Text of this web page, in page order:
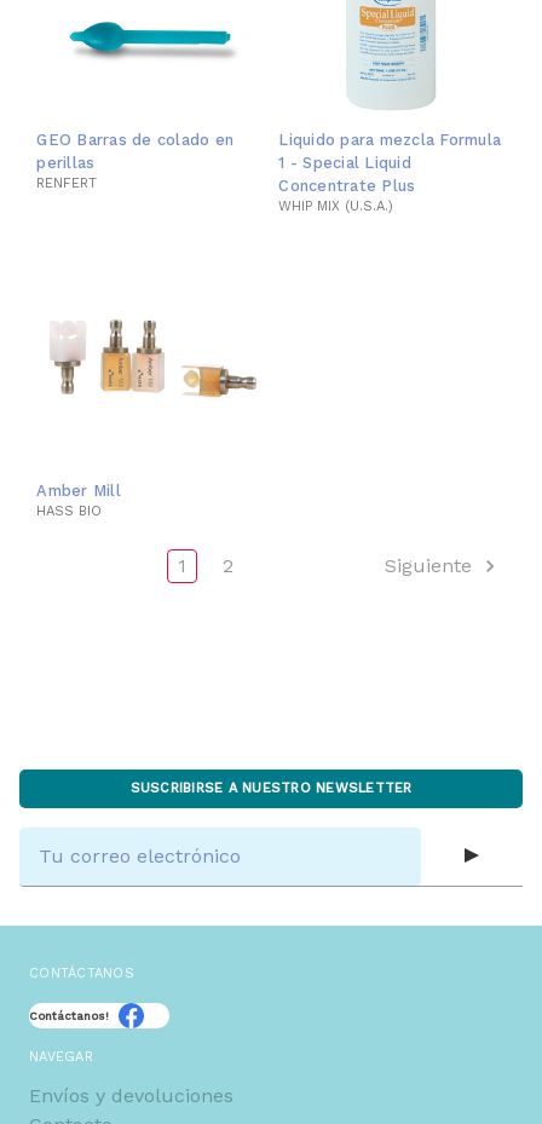
GEO Barras de colado en
perillas
RENFERT
Liquido para mezcla Formula
1 - Special Liquid
Concentrate Plus
WHIP MIX (U.S.A.)
Amber Mill
HASS BIO
1 2 Siguiente
SUSCRIBIRSE A NUESTRO NEWSLETTER
electrónico
CONTÁCTANOS
Contáctanos!
NAVEGAR
Envíos y devoluciones